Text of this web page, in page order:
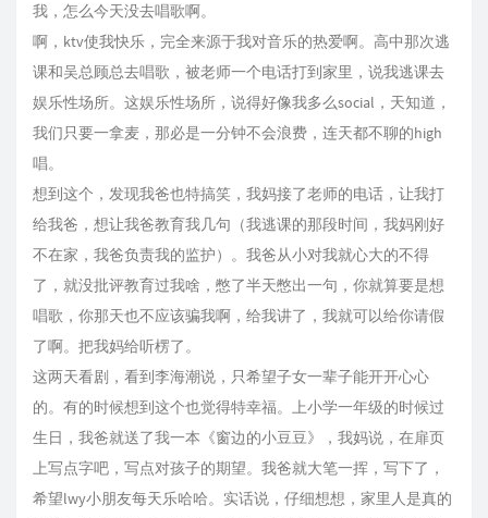
我，怎么今天没去唱歌啊。
啊，ktv使我快乐，完全来源于我对音乐的热爱啊。高中那次逃
课和吴总顾总去唱歌，被老师一个电话打到家里，说我逃课去
娱乐性场所。这娱乐性场所，说得好像我多么social，天知道，
我们只要一拿麦，那必是一分钟不会浪费，连天都不聊的high
唱。
想到这个，发现我爸也特搞笑，我妈接了老师的电话，让我打
给我爸，想让我爸教育我几句（我逃课的那段时间，我妈刚好
不在家，我爸负责我的监护）。我爸从小对我就心大的不得
了，就没批评教育过我啥，憋了半天憋出一句，你就算要是想
唱歌，你那天也不应该骗我啊，给我讲了，我就可以给你请假
了啊。把我妈给听楞了。
这两天看剧，看到李海潮说，只希望子女一辈子能开开心心
的。有的时候想到这个也觉得特幸福。上小学一年级的时候过
生日，我爸就送了我一本《窗边的小豆豆》，我妈说，在扉页
上写点字吧，写点对孩子的期望。我爸就大笔一挥，写下了，
希望lwy小朋友每天乐哈哈。实话说，仔细想想，家里人是真的